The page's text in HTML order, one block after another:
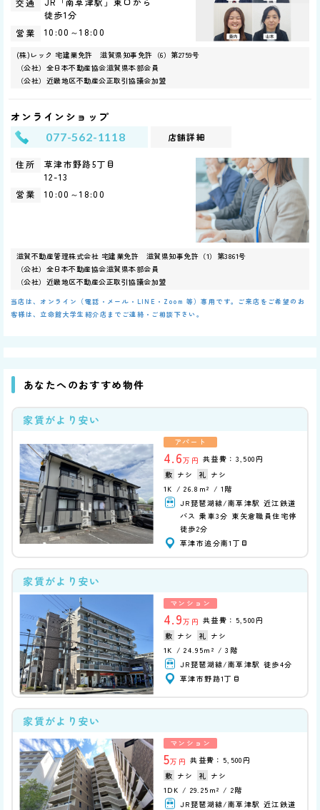
交通
徒歩1分
営業
10:00～18:00
(株)レック 宅建業免許 滋賀県知事免許（6）第2759号
（公社）全日本不動産協会滋賀県本部会員
（公社）近畿地区不動産公正取引協議会加盟
オンラインショップ
077-562-1118 店舗詳細
住所
草津市野路5丁目
12-13
営業
10:00～18:00
滋賀不動産管理株式会社 宅建業免許 滋賀県知事免許（1）第3861号
（公社）全日本不動産協会滋賀県本部会員
（公社）近畿地区不動産公正取引協議会加盟
当店は、オンライン（電話・メール・LINE・Zoom 等）専用です。ご来店をご希望のお
客様は、立命館大学生紹介店までご連絡・ご相談下さい。
あなたへのおすすめ物件
家賃がより安い
アパート
4.6万円 共益費：3,500円
ナシ
ナシ
1K
26.8m²
1階
JR琵琶湖線/南草津駅 近江鉄道
バス 乗車3分 東矢倉職員住宅停
徒歩2分
草津市追分南1丁目
家賃がより安い
マンション
4.9万円 共益費：5,500円
ナシ
ナシ
1K
24.95m²
3階
JR琵琶湖線/南草津駅 徒歩4分
草津市野路1丁目
家賃がより安い
マンション
5万円 共益費：5,500円
ナシ
ナシ
1DK
29.25m²
2階
JR琵琶湖線/南草津駅 近江鉄道